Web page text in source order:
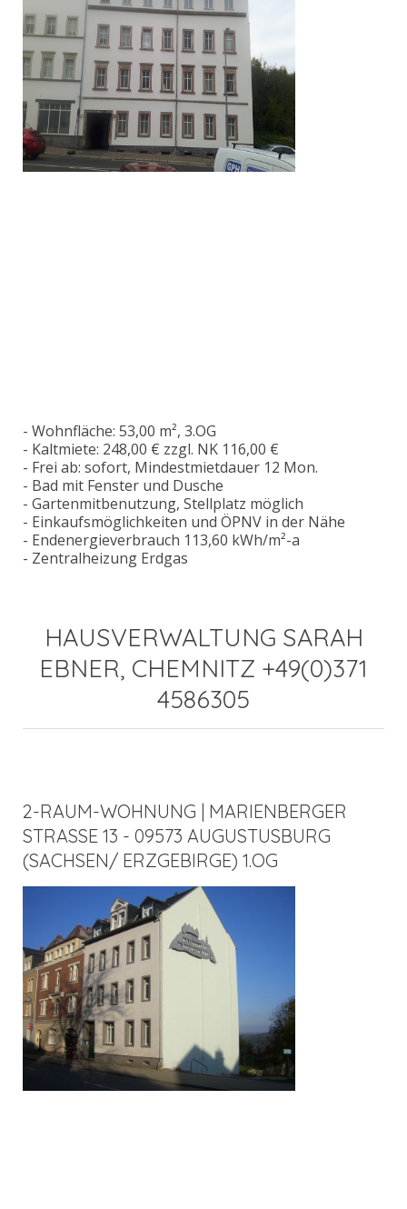
- Wohnfläche: 53,00 m², 3.OG
- Kaltmiete: 248,00 € zzgl. NK 116,00 €
- Frei ab: sofort, Mindestmietdauer 12 Mon.
- Bad mit Fenster und Dusche
- Gartenmitbenutzung, Stellplatz möglich
- Einkaufsmöglichkeiten und ÖPNV in der Nähe
- Endenergieverbrauch 113,60 kWh/m²-a
- Zentralheizung Erdgas
HAUSVERWALTUNG SARAH
EBNER, CHEMNITZ +49(0)371
4586305
2-RAUM-WOHNUNG | MARIENBERGER
STRASSE 13 - 09573 AUGUSTUSBURG (
SACHSEN/ ERZGEBIRGE) 1.OG